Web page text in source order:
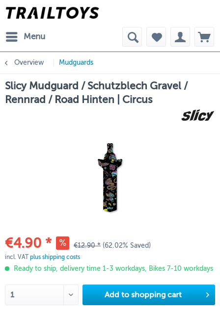
Menu
Overview Mudguards
Slicy Mudguard / Schutzblech Gravel /
Rennrad / Road Hinten | Circus
€4.90 * €12.90 * (62.02% Saved)
incl. VAT plus shipping costs
Ready to ship, delivery time 1-3 workdays, Bikes 7-10 workdays
Add to shopping cart